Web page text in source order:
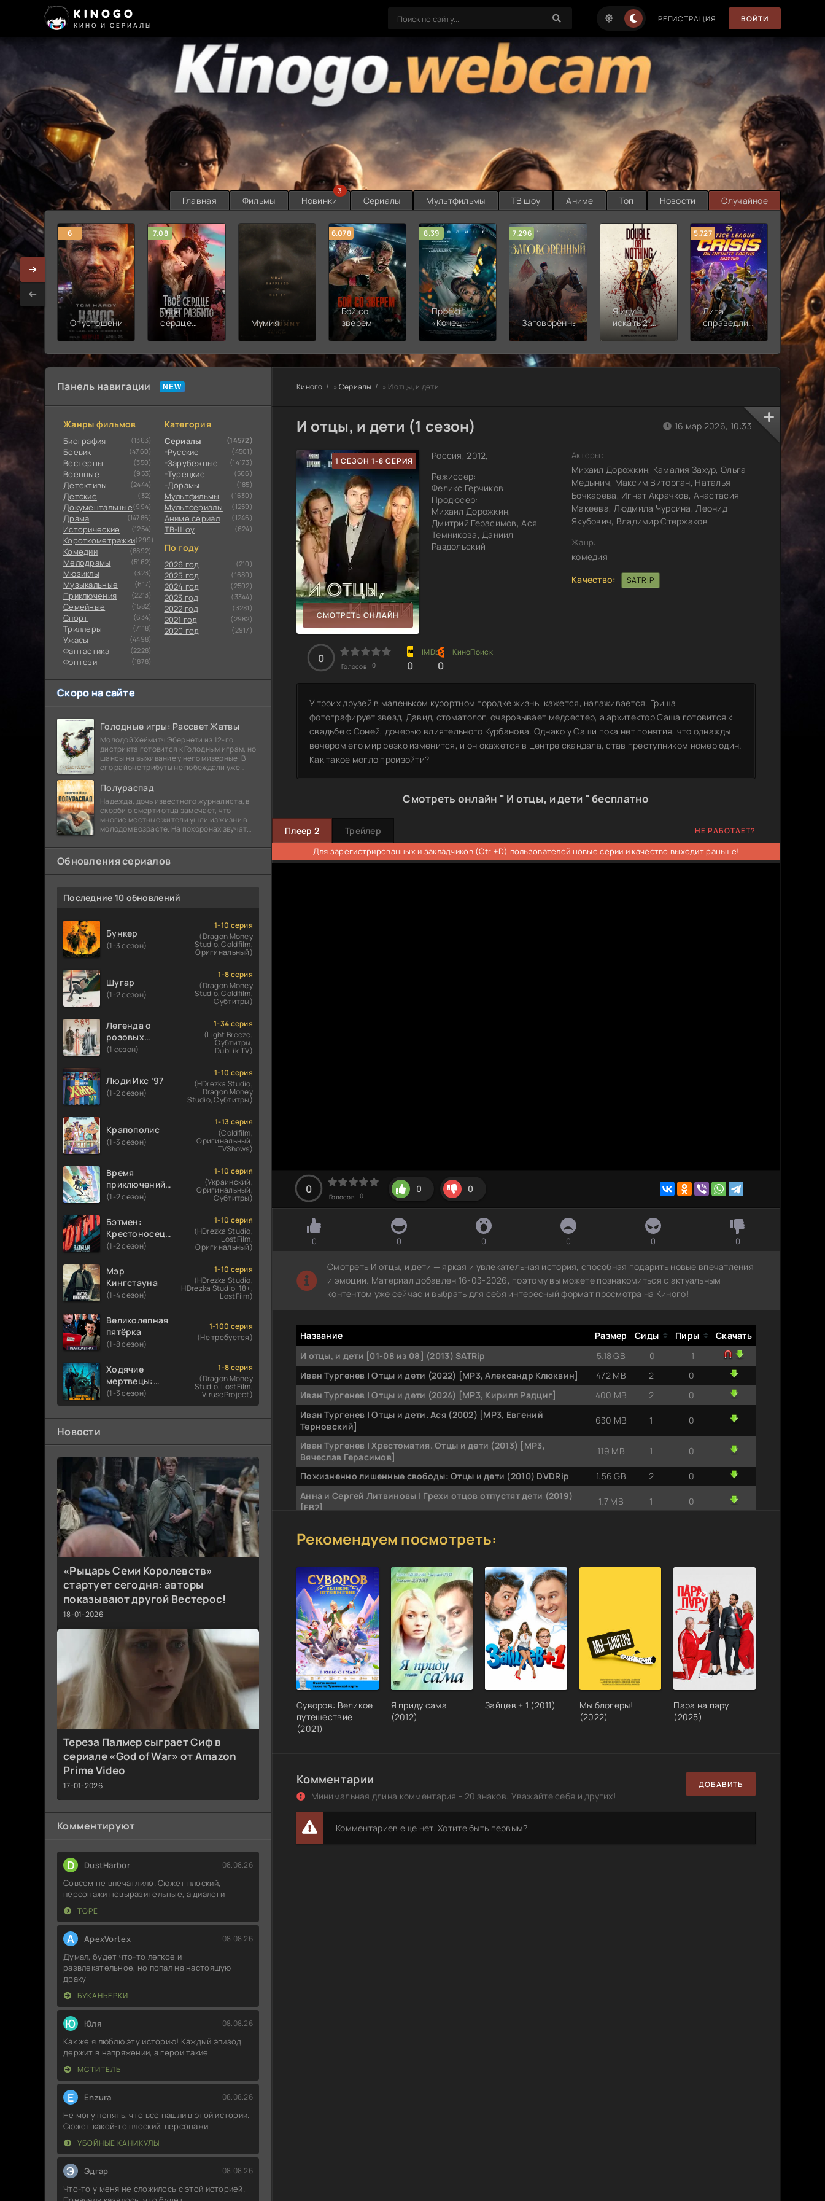
KINOGO
КИНО И СЕРИАЛЫ
РЕГИСТРАЦИЯ ВОЙТИ
Главная Фильмы Новинки
3
Сериалы Мультфильмы ТВ шоу Аниме Топ Новости Случайное
6
Опустошение
7.08
Твоё
сердце
Мумия
6.078
Бой со
зверем
8.39
Проект
«Конец
света»
7.296
Заговорённый
Я иду
искать 2:
Вот и я
5.727
Лига
справедливости:
Кризис на
землях.
Часть 2
8.889
Новая
смена
Панель навигации
Жанры фильмов
Биография (1363)
Боевик (4760)
Вестерны (350)
Военные (953)
Детективы (2444)
Детские (32)
Документальные(994)
Драма (14786)
Исторические (1254)
Короткометражки(299)
Комедии (8892)
Мелодрамы (5162)
Мюзиклы (323)
Музыкальные (617)
Приключения (2213)
Семейные (1582)
Cпорт (634)
Триллеры (7118)
Ужасы (4498)
Фантастика (2228)
Фэнтези (1878)
Категория
Сериалы (14572)
Русские (4501)
Зарубежные (14173)
Турецкие (566)
Дорамы (185)
Мультфильмы (1630)
Мультсериалы (1259)
Аниме сериал (1246)
ТВ-Шоу (624)
По году
2026 год (210)
2025 год (1680)
2024 год (2502)
2023 год (3344)
2022 год (3281)
2021 год (2982)
2020 год (2917)
Скоро на сайте
Голодные игры: Рассвет Жатвы
Молодой Хеймитч Эбернети из 12-го
дистрикта готовится к Голодным играм, но
шансы на выживание у него мизерные. В
его районе трибуты не побеждали уже
безнадежности.
Полураспад
Надежда, дочь известного журналиста, в
скорби о смерти отца замечает, что
многие местные жители ушли из жизни в
молодом возрасте. На похоронах звучат
Обновления сериалов
Последние 10 обновлений
Бункер
(1-3 сезон)
1-10 серия
(Dragon Money
Studio, Coldfilm,
Оригинальный)
Шугар
(1-2 сезон)
1-8 серия
(Dragon Money
Studio, Coldfilm,
Субтитры)
Легенда о
розовых
облаках
(1 сезон)
1-34 серия
(Light Breeze,
Субтитры,
DubLik.TV)
Люди Икс ’97
(1-2 сезон)
1-10 серия
(HDrezka Studio,
Dragon Money
Studio, Субтитры)
Крапополис
(1-3 сезон)
1-13 серия
(Coldfilm,
Оригинальный,
TVShows)
Время
приключений:
Фионна и Кейк
(1-2 сезон)
1-10 серия
(Украинский,
Оригинальный,
Субтитры)
Бэтмен:
Крестоносец в
плаще
(1-2 сезон)
1-10 серия
(HDrezka Studio,
LostFilm,
Оригинальный)
Мэр
Кингстауна
(1-4 сезон)
1-10 серия
(HDrezka Studio,
HDrezka Studio. 18+,
LostFilm)
Великолепная
пятёрка
(1-8 сезон)
1-100 серия
(Не требуется)
Ходячие
мертвецы:
Мертвый
город
(1-3 сезон)
1-8 серия
(Dragon Money
Studio, LostFilm,
ViruseProject)
Новости
«Рыцарь Семи Королевств»
стартует сегодня: авторы
показывают другой Вестерос!
18-01-2026
Тереза Палмер сыграет Сиф в
сериале «God of War» от Amazon
Prime Video
17-01-2026
Комментируют
D DustHarbor 08.08.26
Совсем не впечатлило. Сюжет плоский,
персонажи невыразительные, а диалоги
ТОРЕ
A ApexVortex 08.08.26
Думал, будет что-то легкое и
развлекательное, но попал на настоящую
драку
БУКАНЬЕРКИ
Ю Юля 08.08.26
Как же я люблю эту историю! Каждый эпизод
держит в напряжении, а герои такие
МСТИТЕЛЬ
E Enzura 08.08.26
Не могу понять, что все нашли в этой истории.
Сюжет какой-то плоский, персонажи
УБОЙНЫЕ КАНИКУЛЫ
Э Эдгар 08.08.26
Что-то у меня не сложилось с этой историей.
Киного » Сериалы » И отцы, и дети
И отцы, и дети (1 сезон)
1 СЕЗОН 1-8 СЕРИЯ
СМОТРЕТЬ ОНЛАЙН
Россия, 2012,
Режиссер:
Феликс Герчиков
Продюсер:
Михаил Дорожкин,
Дмитрий Герасимов, Ася
Темникова, Даниил
Раздольский
16 мар 2026, 10:33
Актеры:
Михаил Дорожкин, Камалия Захур, Ольга
Медынич, Максим Виторган, Наталья
Бочкарёва, Игнат Акрачков, Анастасия
Макеева, Людмила Чурсина, Леонид
Якубович, Владимир Стержаков
Жанр:
комедия
Качество:
SATRIP
0
Голосов: 0 0 0
У троих друзей в маленьком курортном городке жизнь, кажется, налаживается. Гриша
фотографирует звезд, Давид, стоматолог, очаровывает медсестер, а архитектор Саша готовится к
свадьбе с Соней, дочерью влиятельного Курбанова. Однако у Саши пока нет понятия, что однажды
вечером его мир резко изменится, и он окажется в центре скандала, став преступником номер один.
Как такое могло произойти?
Смотреть онлайн " И отцы, и дети " бесплатно
Плеер 2 Трейлер НЕ РАБОТАЕТ?
Для зарегистрированных и закладчиков (Ctrl+D) пользователей новые серии и качество выходит раньше!
0
Голосов: 0
0 0
0 0 0 0 0 0
Смотреть И отцы, и дети — яркая и увлекательная история, способная подарить новые впечатления
и эмоции. Материал добавлен 16-03-2026, поэтому вы можете познакомиться с актуальным
контентом уже сейчас и выбрать для себя интересный формат просмотра на Киного!
Название Размер Сиды Пиры
Скачать
И отцы, и дети [01-08 из 08] (2013) SATRip
5.18 GB 0
1
Иван Тургенев | Отцы и дети (2022) [MP3, Александр Клюквин]
472 MB 2
0
Иван Тургенев | Отцы и дети (2024) [MP3, Кирилл Радциг]
400 MB 2
0
Иван Тургенев | Отцы и дети. Ася (2002) [MP3, Евгений
Терновский]
630 MB 1 0
Иван Тургенев | Хрестоматия. Отцы и дети (2013) [MP3,
Вячеслав Герасимов]
119 MB 1 0
Пожизненно лишенные свободы: Отцы и дети (2010) DVDRip 1.56 GB 2
0
Анна и Сергей Литвиновы | Грехи отцов отпустят дети (2019)
[FB2]
1.7 MB 1 0
Рекомендуем посмотреть:
Суворов: Великое
путешествие
(2021)
Я приду сама
(2012)
Зайцев + 1 (2011)
Мы блогеры!
(2022)
Пара на пару
(2025)
Комментарии
Минимальная длина комментария - 20 знаков. Уважайте себя и других!
ДОБАВИТЬ
Комментариев еще нет. Хотите быть первым?